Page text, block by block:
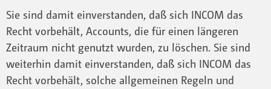
Sie sind damit einverstanden, daß sich INCOM das
Recht vorbehält, Accounts, die für einen längeren
Zeitraum nicht genutzt wurden, zu löschen. Sie sind
weiterhin damit einverstanden, daß sich INCOM das
Recht vorbehält, solche allgemeinen Regeln und